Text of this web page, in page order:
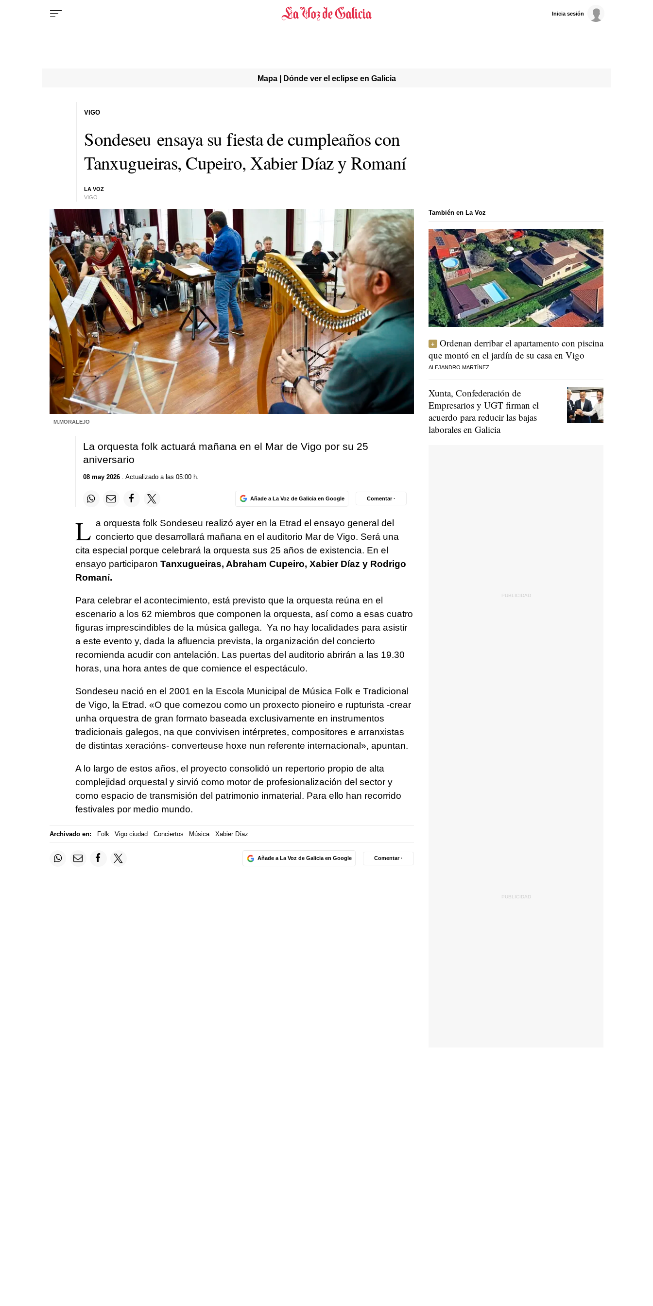
Inicia sesión
Mapa | Dónde ver el eclipse en Galicia
Sondeseu ensaya su fiesta de cumpleaños con
Tanxugueiras, Cupeiro, Xabier Díaz y Romaní
LA VOZ
VIGO
VIGO
M.MORALEJO
La orquesta folk actuará mañana en el Mar de Vigo por su 25
aniversario
08 may 2026. Actualizado a las 05:00 h.
Añade a La Voz de Galicia en Google Comentar ·
L a orquesta folk Sondeseu realizó ayer en la Etrad el ensayo general del
concierto que desarrollará mañana en el auditorio Mar de Vigo. Será una
cita especial porque celebrará la orquesta sus 25 años de existencia. En el
ensayo participaron Tanxugueiras, Abraham Cupeiro, Xabier Díaz y Rodrigo
Romaní.
Para celebrar el acontecimiento, está previsto que la orquesta reúna en el
escenario a los 62 miembros que componen la orquesta, así como a esas cuatro
figuras imprescindibles de la música gallega. Ya no hay localidades para asistir
a este evento y, dada la afluencia prevista, la organización del concierto
recomienda acudir con antelación. Las puertas del auditorio abrirán a las 19.30
horas, una hora antes de que comience el espectáculo.
Sondeseu nació en el 2001 en la Escola Municipal de Música Folk e Tradicional
de Vigo, la Etrad. «O que comezou como un proxecto pioneiro e rupturista -crear
unha orquestra de gran formato baseada exclusivamente en instrumentos
tradicionais galegos, na que convivisen intérpretes, compositores e arranxistas
de distintas xeracións- converteuse hoxe nun referente internacional», apuntan.
A lo largo de estos años, el proyecto consolidó un repertorio propio de alta
complejidad orquestal y sirvió como motor de profesionalización del sector y
como espacio de transmisión del patrimonio inmaterial. Para ello han recorrido
festivales por medio mundo.
Archivado en: Folk Vigo ciudad Conciertos Música Xabier Díaz
Añade a La Voz de Galicia en Google Comentar ·
También en La Voz
Ordenan derribar el apartamento con piscina
que montó en el jardín de su casa en Vigo
ALEJANDRO MARTÍNEZ
Xunta, Confederación de
Empresarios y UGT firman el
acuerdo para reducir las bajas
laborales en Galicia